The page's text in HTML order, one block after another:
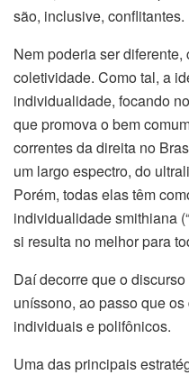
são, inclusive, conflitantes.
Nem poderia ser
coletividade. Como tal, a
individualidade, focando
que promova o bem
correntes da direita no
um largo espectro, do
Porém, todas elas têm
individualidade smithiana
si resulta no melhor para
Daí decorre que o
uníssono, ao passo que
individuais e polifônicos.
Uma das principais